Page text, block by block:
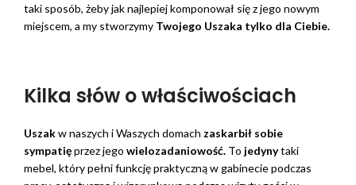
taki sposób, żeby jak najlepiej komponował się z jego nowym
miejscem, a my stworzymy Twojego Uszaka tylko dla Ciebie.
Kilka słów o właściwościach
Uszakw naszych i Waszych domach zaskarbił sobie
sympatięprzez jego wielozadaniowość. To jedynytaki
mebel, który pełni funkcję praktyczną w gabinecie podczas